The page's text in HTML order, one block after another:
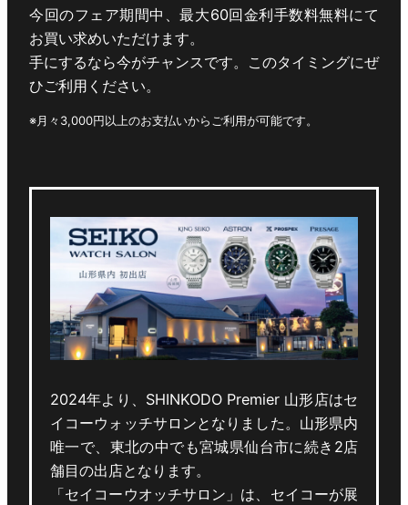
今回のフェア期間中、最大60回金利手数料無料にて
お買い求めいただけます。
手にするなら今がチャンスです。このタイミングにぜ
ひご利用ください。
※月々3,000円以上のお支払いからご利用が可能です。
2024年より、SHINKODO Premier 山形店はセ
イコーウォッチサロンとなりました。山形県内
唯一で、東北の中でも宮城県仙台市に続き2店
舗目の出店となります。
「セイコーウオッチサロン」は、セイコーが展